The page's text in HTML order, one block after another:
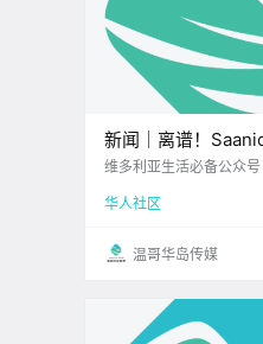
新闻｜离谱！
醒来，竟发现陌生
维多利亚生活必备公众号 点击 我在维多利亚 关
四好呀~ 转眼又到星期
华人社区
温哥华岛传媒